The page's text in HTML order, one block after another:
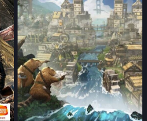
Steam Key chính hãng
ZEROtừ các đại lý được ủy
sản phẩm chất lượng và hỗ
hứa hẹn sẽ tiếp tục được cập